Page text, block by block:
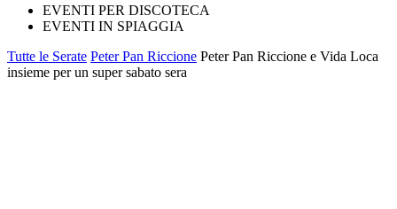
EVENTI PER DISCOTECA
EVENTI IN SPIAGGIA
Tutte le Serate Peter Pan Riccione Peter Pan Riccione e Vida Loca
insieme per un super sabato sera